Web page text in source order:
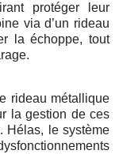
protéger leur
via d’un rideau
la échoppe, tout
rideau métallique
la gestion de ces
Hélas, le système